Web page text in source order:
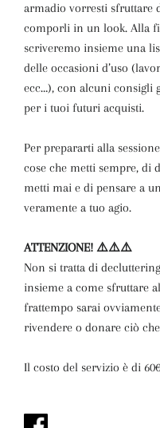
armadio vorresti sfruttare
comporli in un look. Alla
scriveremo insieme una
delle occasioni d’uso
ecc…), con alcuni consigli
per i tuoi futuri acquisti.
Per prepararti alla
cose che metti sempre, di
metti mai e di pensare a
veramente a tuo agio.
ATTENZIONE! ⚠️⚠️⚠️
Non si tratta di
insieme a come sfruttare
frattempo sarai
rivendere o donare ciò
Il costo del servizio è di